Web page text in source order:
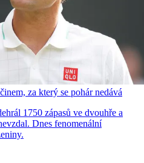
za který se pohár nedává
1750 zápasů ve dvouhře a
Dnes fenomenální